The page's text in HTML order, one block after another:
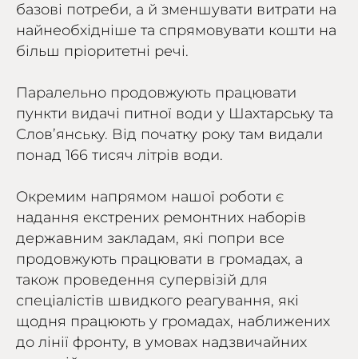
базові потреби, а й зменшувати витрати на
найнеобхідніше та спрямовувати кошти на
більш пріоритетні речі.
Паралельно продовжують працювати
пункти видачі питної води у Шахтарську та
Слов’янську. Від початку року там видали
понад 166 тисяч літрів води.
Окремим напрямом нашої роботи є
надання екстрених ремонтних наборів
державним закладам, які попри все
продовжують працювати в громадах, а
також проведення супервізій для
спеціалістів швидкого реагування, які
щодня працюють у громадах, наближених
до лінії фронту, в умовах надзвичайних